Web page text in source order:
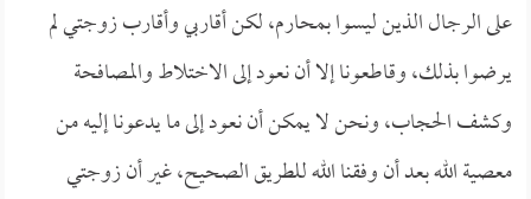
على الرجال الذين ليسوا بمحارم، لكن أقاربي وأقارب زوجتي لم
يرضوا بذلك، وقاطعونا إلا أن نعود إلى الاختلاط والمصافحة
وكشف الحجاب، ونحن لا يمكن أن نعود إلى ما يدعونا إليه من
معصية الله بعد أن وفقنا الله للطريق الصحيح، غير أن زوجتي